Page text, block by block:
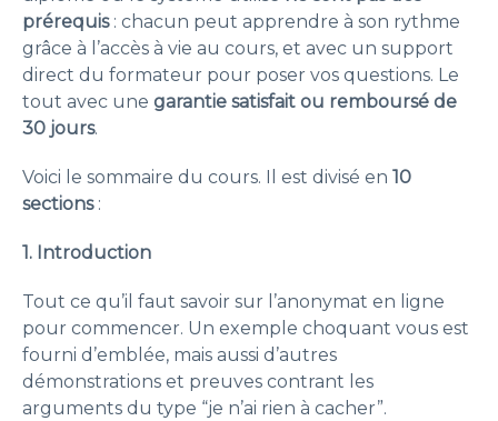
prérequis: chacun peut apprendre à son rythme
grâce à l’accès à vie au cours, et avec un support
direct du formateur pour poser vos questions. Le
tout avec une garantie satisfait ou remboursé de
30 jours.
Voici le sommaire du cours. Il est divisé en 10
sections:
1. Introduction
Tout ce qu’il faut savoir sur l’anonymat en ligne
pour commencer. Un exemple choquant vous est
fourni d’emblée, mais aussi d’autres
démonstrations et preuves contrant les
arguments du type “je n’ai rien à cacher”.